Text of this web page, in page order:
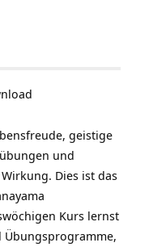
geistige
und
Dies ist das
Kurs lernst
Übungsprogramme,